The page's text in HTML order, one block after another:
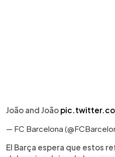
João and João
— FC Barcelona
El Barça espera que estos